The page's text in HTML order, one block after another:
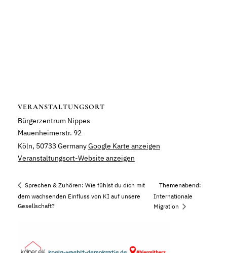
VERANSTALTUNGSORT
Bürgerzentrum Nippes
Mauenheimerstr. 92
Köln, 50733 GermanyGoogle Karte anzeigen
Veranstaltungsort-Website anzeigen
Sprechen & Zuhören: Wie fühlst du dich mit
dem wachsenden Einfluss von KI auf unsere
Gesellschaft?
Themenabend:
Internationale
Migration